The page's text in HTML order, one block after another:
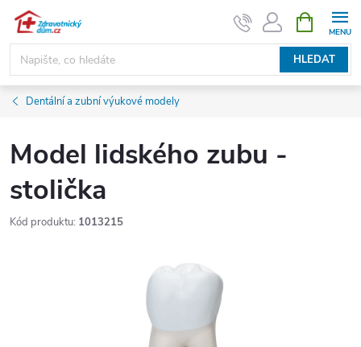
Přejít
obsah
HLEDAT
NÁKUPNÍ
KOŠÍK
Dentální a zubní výukové modely
Model lidského zubu -
stolička
Kód produktu: 1013215